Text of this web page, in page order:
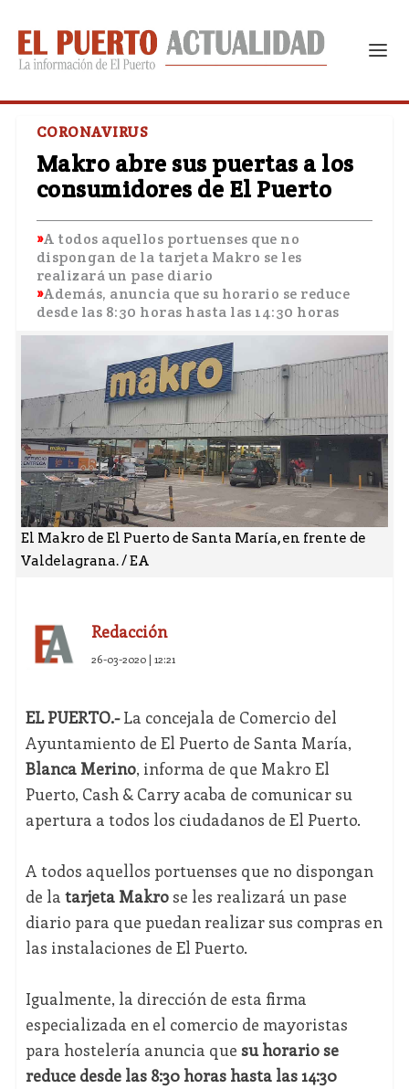
CORONAVIRUS
Makro abre sus puertas a los
consumidores de El Puerto
A todos aquellos portuenses que no
dispongan de la tarjeta Makro se les
realizará un pase diario
Además, anuncia que su horario se reduce
desde las 8:30 horas hasta las 14:30 horas
El Makro de El Puerto de Santa María, en frente de
Valdelagrana. / EA
Redacción
26-03-2020 | 12:21
EL PUERTO.-La concejala de Comercio del
Ayuntamiento de El Puerto de Santa María,
Blanca Merino, informa de que Makro El
Puerto, Cash & Carry acaba de comunicar su
apertura a todos los ciudadanos de El Puerto.
A todos aquellos portuenses que no dispongan
de la tarjeta Makrose les realizará un pase
diario para que puedan realizar sus compras en
las instalaciones de El Puerto.
Igualmente, la dirección de esta firma
especializada en el comercio de mayoristas
para hostelería anuncia que su horario se
reduce desde las 8:30 horas hasta las 14:30